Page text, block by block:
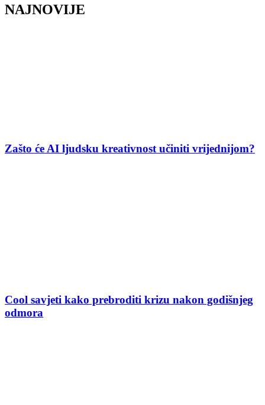
NAJNOVIJE
Zašto će AI ljudsku kreativnost učiniti vrijednijom?
Cool savjeti kako prebroditi krizu nakon godišnjeg
odmora